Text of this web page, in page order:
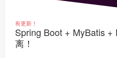
有更新！
Spring Boot + MyBatis +
离！